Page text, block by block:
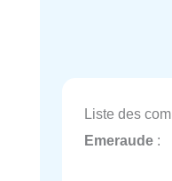
Liste des
Emeraude :